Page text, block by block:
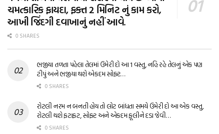
ચમત્કારિક ફાયદા, ફક્ત 2 મિનિટ નું કામ કરો,
આખી જિંદગી દવાખાનું નહીં આવે.
0 SHARES
ભજીયા તળતા પહેલા તેલમાં ઉમેરી દો આ 1 વસ્તુ, નહિ રહે તેલનું એક પણ
ટીપું અને ભજીયા થશે એકદમ સોફ્ટ…
0 SHARES
રોટલી નરમ ન બનતી હોય તો લોટ બાંધતા સમયે ઉમેરી દો આ એક વસ્તુ,
રોટલી થશે ફટાફટ, સોફ્ટ અને એકદમ ફૂલીને દડા જેવી…
0 SHARES